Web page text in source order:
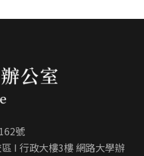
號
I 行政大樓3樓 網路大學辦